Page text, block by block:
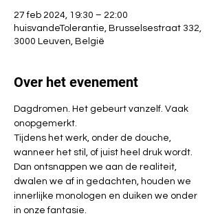
27 feb 2024, 19:30 – 22:00
huisvandeTolerantie, Brusselsestraat 332,
3000 Leuven, België
Over het evenement
Dagdromen. Het gebeurt vanzelf. Vaak
onopgemerkt.
Tijdens het werk, onder de douche,
wanneer het stil, of juist heel druk wordt.
Dan ontsnappen we aan de realiteit,
dwalen we af in gedachten, houden we
innerlijke monologen en duiken we onder
in onze fantasie.